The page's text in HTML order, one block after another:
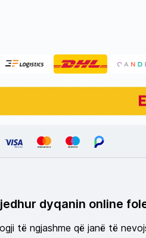
dyqanin online
të ngjashme që janë të